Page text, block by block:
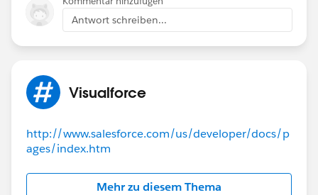
Antwort schreiben...
Visualforce
http://www.salesforce.com/us/developer/docs/p
ages/index.htm
Mehr zu diesem Thema